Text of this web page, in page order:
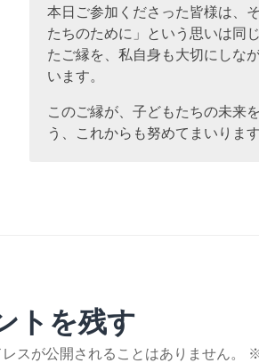
本日ご参加くださった皆様は、
たちのために」という思いは同
たご縁を、私自身も大切にしな
います。
このご縁が、子どもたちの未来
う、これからも努めてまいります
トを残す
スが公開されることはありません。